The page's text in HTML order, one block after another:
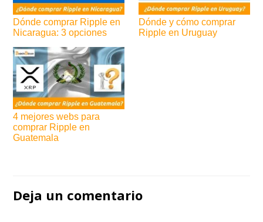
Dónde comprar Ripple en
Nicaragua: 3 opciones
Dónde y cómo comprar
Ripple en Uruguay
4 mejores webs para
comprar Ripple en
Guatemala
entradas
Deja un comentario